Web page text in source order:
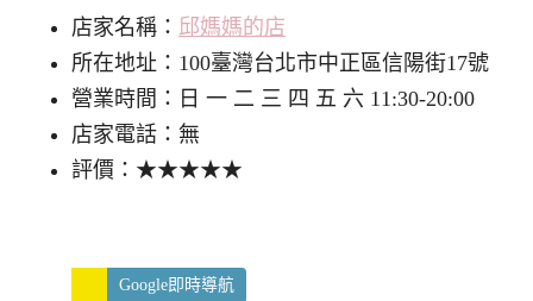
店家名稱： 邱媽媽的店
所在地址：100臺灣台北市中正區信陽街17號
營業時間：日 一 二 三 四 五 六 11:30-20:00
店家電話：無
評價：★★★★★
Google即時導航